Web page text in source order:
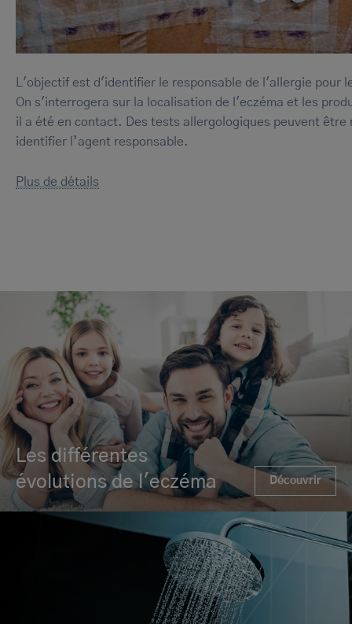
L'objectif est d'identifier le responsable de l'allergie pour
On s'interrogera sur la localisation de l'eczéma et les
il a été en contact. Des tests allergologiques peuvent être
identifier l’agent responsable.
Plus de détails
Les différentes
évolutions de l'eczéma
Découvrir